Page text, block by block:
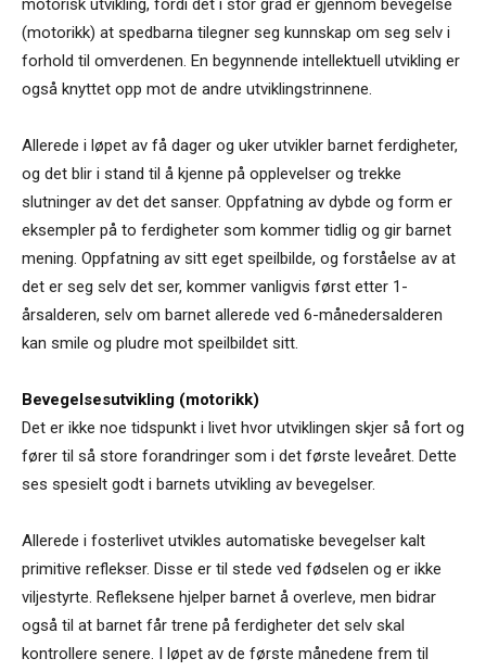
motorisk utvikling, fordi det i stor grad er gjennom bevegelse
(motorikk) at spedbarna tilegner seg kunnskap om seg selv i
forhold til omverdenen. En begynnende intellektuell utvikling er
også knyttet opp mot de andre utviklingstrinnene.
Allerede i løpet av få dager og uker utvikler barnet ferdigheter,
og det blir i stand til å kjenne på opplevelser og trekke
slutninger av det det sanser. Oppfatning av dybde og form er
eksempler på to ferdigheter som kommer tidlig og gir barnet
mening. Oppfatning av sitt eget speilbilde, og forståelse av at
det er seg selv det ser, kommer vanligvis først etter 1-
årsalderen, selv om barnet allerede ved 6-månedersalderen
kan smile og pludre mot speilbildet sitt.
Bevegelsesutvikling (motorikk)
Det er ikke noe tidspunkt i livet hvor utviklingen skjer så fort og
fører til så store forandringer som i det første leveåret. Dette
ses spesielt godt i barnets utvikling av bevegelser.
Allerede i fosterlivet utvikles automatiske bevegelser kalt
primitive reflekser. Disse er til stede ved fødselen og er ikke
viljestyrte. Refleksene hjelper barnet å overleve, men bidrar
også til at barnet får trene på ferdigheter det selv skal
kontrollere senere. I løpet av de første månedene frem til